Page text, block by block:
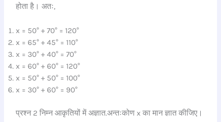
होता है। अतः,
x = 50° + 70° = 120°
x = 65° + 45° = 110°
x = 30° + 40° = 70°
x = 60° + 60° = 120°
x = 50° + 50° = 100°
x = 30° + 60° = 90°
प्रश्न 2 निम्न आकृतियों में अज्ञात.अन्तःकोण x का मान ज्ञात कीजिए।